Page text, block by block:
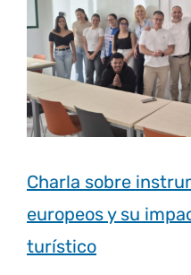
Charla sobre
europeos y su
turístico